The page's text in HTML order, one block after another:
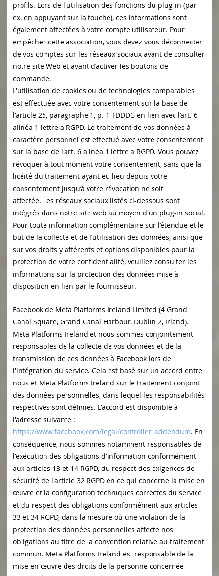
profils. Lors de l'utilisation des fonctions du plug-in (par
ex. en appuyant sur la touche), ces informations sont
également affectées à votre compte utilisateur. Pour
empêcher cette association, vous devez vous déconnecter
de vos comptes sur les réseaux sociaux avant de consulter
notre site Web et avant d’activer les boutons de
commande.
L'utilisation de cookies ou de technologies comparables
est effectuée avec votre consentement sur la base de
l'article 25, paragraphe 1, p. 1 TDDDG en lien avec l’art. 6
alinéa 1 lettre a RGPD. Le traitement de vos données à
caractère personnel est effectué avec votre consentement
sur la base de l'art. 6 alinéa 1 lettre a RGPD. Vous pouvez
révoquer à tout moment votre consentement, sans que la
licéité du traitement ayant eu lieu depuis votre
consentement jusqu’à votre révocation ne soit
affectée. Les réseaux sociaux listés ci-dessous sont
intégrés dans notre site web au moyen d'un plug-in social.
Pour toute information complémentaire sur l’étendue et le
but de la collecte et de l’utilisation des données, ainsi que
sur vos droits y afférents et options disponibles pour la
protection de votre confidentialité, veuillez consulter les
informations sur la protection des données mise à
disposition en lien par le fournisseur.
Facebook de Meta Platforms Ireland Limited (4 Grand
Canal Square, Grand Canal Harbour, Dublin 2, Irland).
Meta Platforms Ireland et nous sommes conjointement
responsables de la collecte de vos données et de la
transmission de ces données à Facebook lors de
l'intégration du service. Cela est basé sur un accord entre
nous et Meta Platforms Ireland sur le traitement conjoint
des données personnelles, dans lequel les responsabilités
respectives sont définies. L'accord est disponible à
l'adresse suivante :
https://www.facebook.com/legal/controller_addendum. En
conséquence, nous sommes notamment responsables de
l'exécution des obligations d'information conformément
aux articles 13 et 14 RGPD, du respect des exigences de
sécurité de l'article 32 RGPD en ce qui concerne la mise en
œuvre et la configuration techniques correctes du service
et du respect des obligations conformément aux articles
33 et 34 RGPD, dans la mesure où une violation de la
protection des données personnelles affecte nos
obligations au titre de la convention relative au traitement
commun. Meta Platforms Ireland est responsable de la
mise en œuvre des droits de la personne concernée